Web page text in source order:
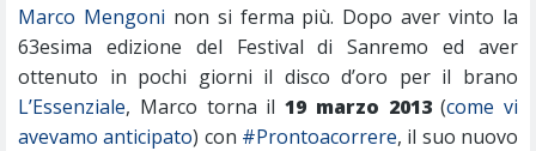
Marco Mengoni non si ferma più. Dopo aver vinto la
63esima edizione del Festival di Sanremo ed aver
ottenuto in pochi giorni il disco d’oro per il brano
L’Essenziale, Marco torna il 19 marzo 2013(come vi
avevamo anticipato) con #Prontoacorrere, il suo nuovo